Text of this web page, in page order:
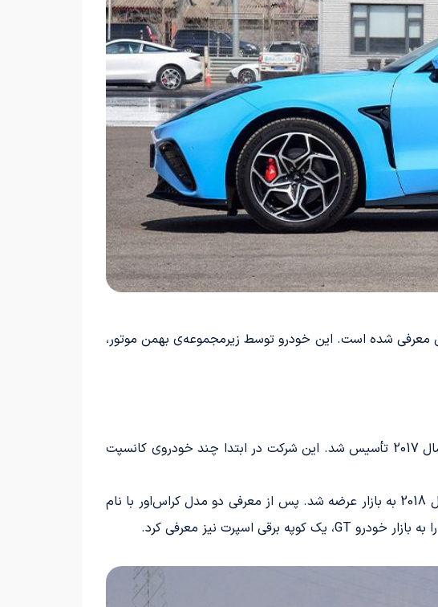
معرفی شده است. این خودرو توسط زیرمجموعه‌ی بهمن موتور،
شرکت Hozon Auto که از قبل با نام Zhejiang Hezhong New Energy Vehicles شناخته می‌شد، در سال 2017 تأسیس شد. این شرکت در ابتدا چند خودروی کانسپت
نخستین محصول این شرکت تحت برند نتا، با نام N01 و طول کمتر از 4 متر و قیمت 10 هزار دلار در سال 2018 به بازار عرضه شد. پس از معرفی دو مدل کراس‌­اور با نام